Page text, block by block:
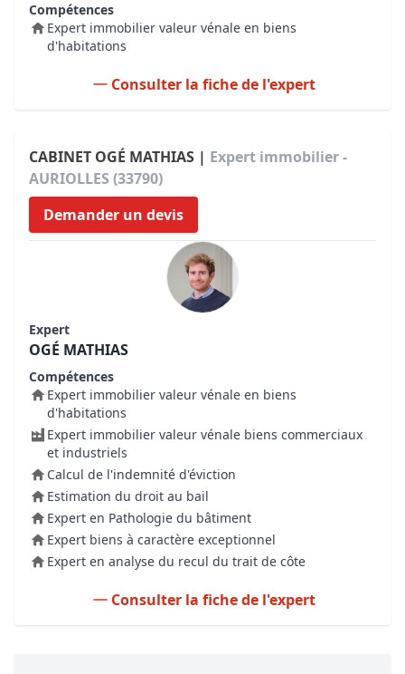
Compétences
Expert immobilier valeur vénale en biens
d'habitations
Consulter la fiche de l'expert
CABINET OGÉ MATHIAS | Expert immobilier -
AURIOLLES (33790)
Demander un devis
Expert
OGÉ MATHIAS
Compétences
Expert immobilier valeur vénale en biens
d'habitations
Expert immobilier valeur vénale biens commerciaux
et industriels
Calcul de l'indemnité d'éviction
Estimation du droit au bail
Expert en Pathologie du bâtiment
Expert biens à caractère exceptionnel
Expert en analyse du recul du trait de côte
Consulter la fiche de l'expert